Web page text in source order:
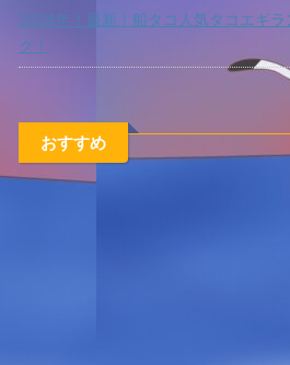
2024年！最新！船タコ人気タコエギラ
グ！
おすすめ